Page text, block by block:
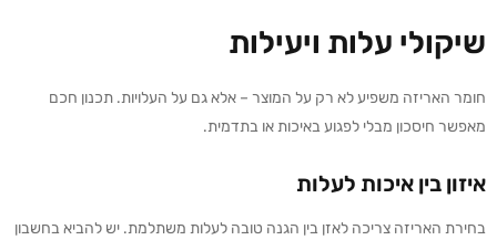
שיקולי עלות ויעילות
חומר האריזה משפיע לא רק על המוצר – אלא גם על העלויות. תכנון חכם
מאפשר חיסכון מבלי לפגוע באיכות או בתדמית.
איזון בין איכות לעלות
בחירת האריזה צריכה לאזן בין הגנה טובה לעלות משתלמת. יש להביא בחשבון